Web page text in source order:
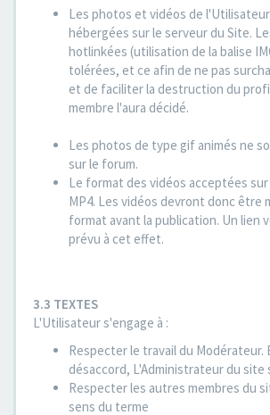
Les photos et vidéos de
hébergées sur le serveur du Site.
hotlinkées (utilisation de la balise
tolérées, et ce afin de ne pas
et de faciliter la destruction du
membre l'aura décidé.
Les photos de type gif animés ne
sur le forum.
Le format des vidéos acceptées
MP4. Les vidéos devront donc être
format avant la publication. Un lien
prévu à cet effet.
3.3 TEXTES
L'Utilisateur s'engage à :
Respecter le travail du Modérateur.
désaccord, L'Administrateur du site
Respecter les autres membres du
sens du terme